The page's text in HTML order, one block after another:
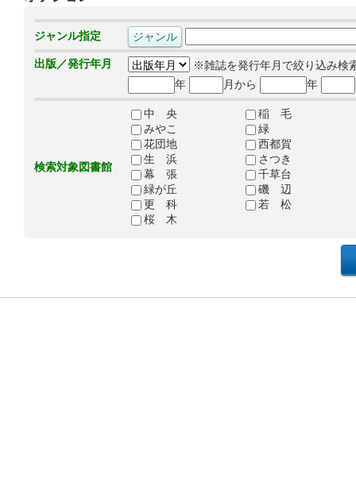
ジャンル指定
出版／発行年月
※雑誌を発行年月で絞り込み検
年
月から 年
検索対象図書館
中 央
稲 毛
みやこ
緑
花団地
西都賀
生 浜
さつき
幕 張
千草台
緑が丘
磯 辺
更 科
若 松
桜 木